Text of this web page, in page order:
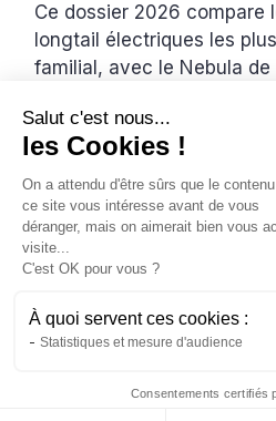
Ce dossier 2026 compare
longtail électriques les
familial, avec le Nebula de
suivi du Douze Cycles
Three 500, du O2Feel
Original Le Long.
capacité de charge et
crible pour aider les
choix.
16/7/2026
Salut c'est nous...
les Cookies !
On a attendu d'être sûrs que le
ce site vous intéresse avant de vous
déranger, mais on aimerait bien vous
visite...
C'est OK pour vous ?
À quoi servent ces cookies :
Statistiques et mesure d'audience
Consentements certifiés